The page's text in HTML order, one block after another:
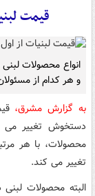
قیمت لبنیات از
و هر کدام از
به گزارش مشرق،
دستخوش تغییر می
محصولات، با هر
تغییر می کند.
البته محصولات